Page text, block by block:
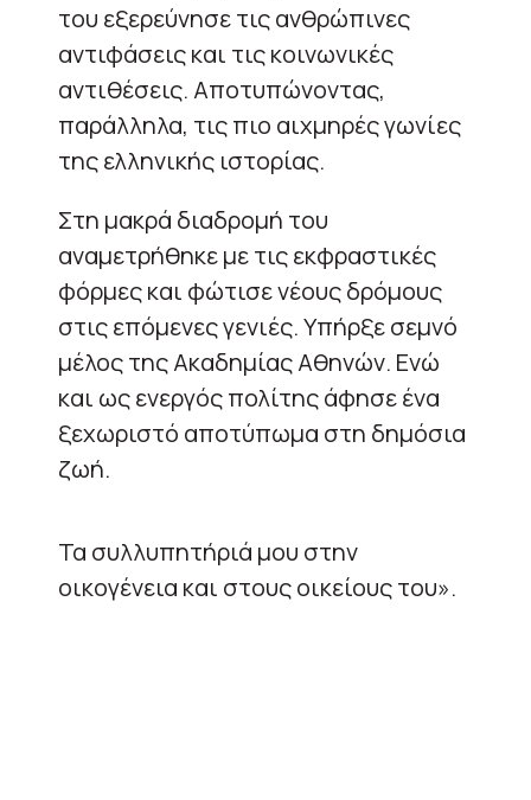
του εξερεύνησε τις ανθρώπινες
αντιφάσεις και τις κοινωνικές
αντιθέσεις. Αποτυπώνοντας,
παράλληλα, τις πιο αιχμηρές γωνίες
της ελληνικής ιστορίας.
Στη μακρά διαδρομή του
αναμετρήθηκε με τις εκφραστικές
φόρμες και φώτισε νέους δρόμους
στις επόμενες γενιές. Υπήρξε σεμνό
μέλος της Ακαδημίας Αθηνών. Ενώ
και ως ενεργός πολίτης άφησε ένα
ξεχωριστό αποτύπωμα στη δημόσια
ζωή.
Τα συλλυπητήριά μου στην
οικογένεια και στους οικείους του».